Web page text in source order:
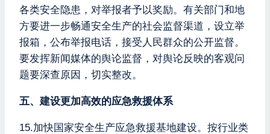
各类安全隐患，对举报者予以奖励。有关部门和地
方要进一步畅通安全生产的社会监督渠道，设立举
报箱，公布举报电话，接受人民群众的公开监督。
要发挥新闻媒体的舆论监督，对舆论反映的客观问
题要深查原因，切实整改。
五、建设更加高效的应急救援体系
15.加快国家安全生产应急救援基地建设。按行业类